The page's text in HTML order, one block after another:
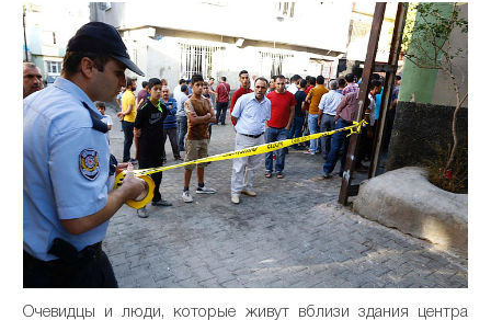
Очевидцы и люди, которые живут вблизи здания центра